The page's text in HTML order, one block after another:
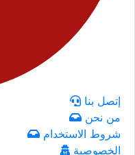
إتصل بنا
من نحن
شروط الاستخدام
الخصوصية